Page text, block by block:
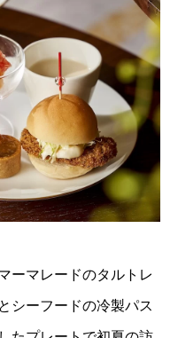
ーマレードのタルトレ
シーフードの冷製パス